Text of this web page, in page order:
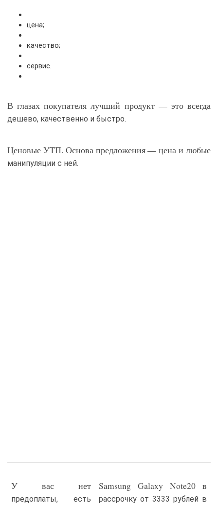
цена;
качество;
сервис.
В глазах покупателя лучший продукт — это всегда
дешево, качественно и быстро.
Ценовые УТП. Основа предложения — цена и любые
манипуляции с ней.
У вас нет
предоплаты, есть
Samsung Galaxy Note20 в
рассрочку от 3333 рублей в